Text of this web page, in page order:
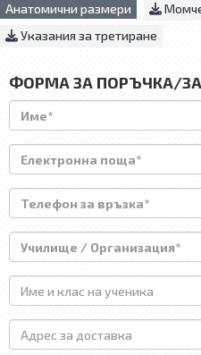
Анатомични размери
Указания за третиране
ФОРМА ЗА ПОРЪЧКА/